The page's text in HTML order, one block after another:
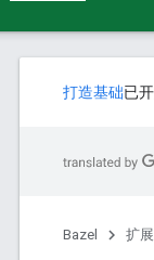
打造基础已
Bazel 扩展